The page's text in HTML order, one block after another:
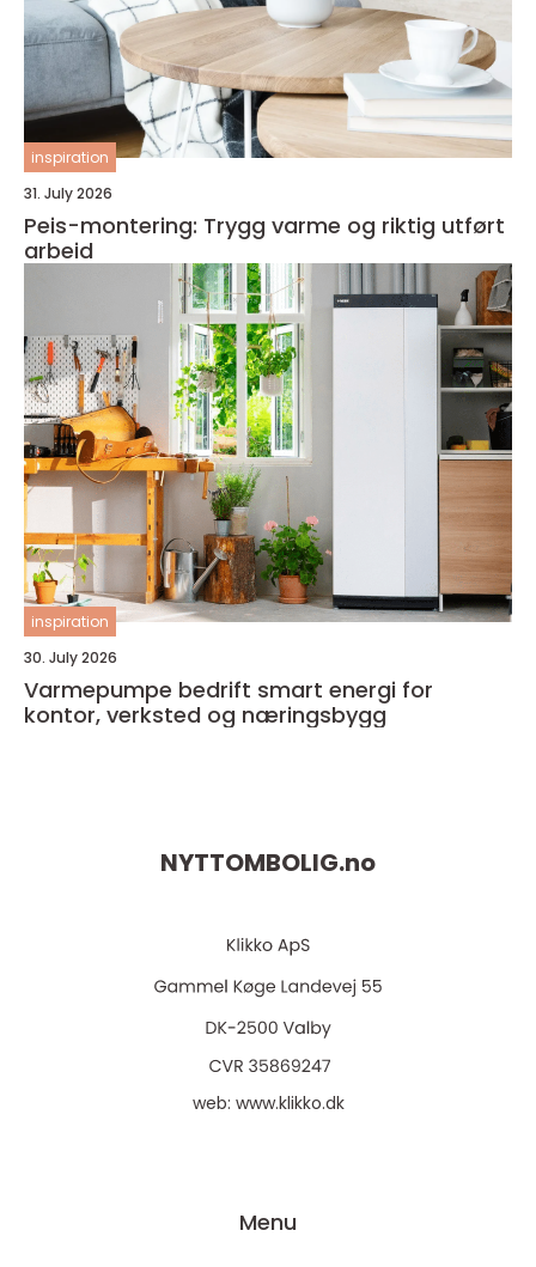
inspiration
31. July 2026
Peis-montering: Trygg varme og riktig utført
arbeid
inspiration
30. July 2026
Varmepumpe bedrift smart energi for
kontor, verksted og næringsbygg
NYTTOMBOLIG.no
web: www.klikko.dk
Menu